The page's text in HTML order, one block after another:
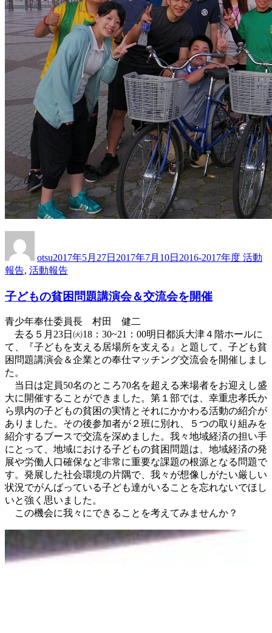
者
otsu日:
2017年5月27日 2017年7月10日ゴ
2016-2017年度 活動
報告, 活動報告
子どもの貧困問題講演会＆交流会を開催
青少年奉仕委員長 村田 健二
去る５月23日㈫18：30~21：00明日都浜大津４階ホールに
て、『子どもを支える居場所を支える』と題して、子ども貧
困問題講演会＆企業との奉仕マッチング交流会を開催しまし
た。
当日は定員50名のところ70名を超える来場者をお迎えし盛
大に開催することができました。第１部では、幸重忠孝氏か
ら県内の子どもの貧困の実情とそれにかかわる活動の紹介が
ありました。その後参加者が２班に別れ、５つの取り組みを
紹介するブースで交流を深めました。我々地域経済の担い手
にとって、地域における子どもの貧困問題は、地域経済の発
展や労働人口確保など非常に重要な課題の根源となる問題で
す。発展した社会環境の片隅で、我々が想像しがたい厳しい
状況でがんばっている子ども達がいることを忘れないでほし
いと強く思いました。
この機会に我々にできることを考えてみませんか？